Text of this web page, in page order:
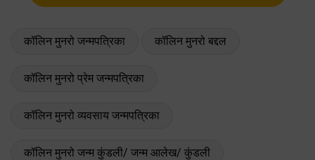
कॉलिन मुनरो जन्मपत्रिका कॉलिन मुनरो बद्दल
कॉलिन मुनरो प्रेम जन्मपत्रिका
कॉलिन मुनरो व्यवसाय जन्मपत्रिका
कॉलिन मुनरो जन्म कुंडली/ जन्म आलेख/ कुंडली